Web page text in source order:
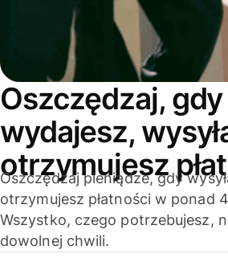
Oszczędzaj, gdy
wydajesz,
otrzymujesz
Oszczędzaj pieniądze, gdy
otrzymujesz płatności w ponad
Wszystko, czego potrzebujesz,
dowolnej chwili.